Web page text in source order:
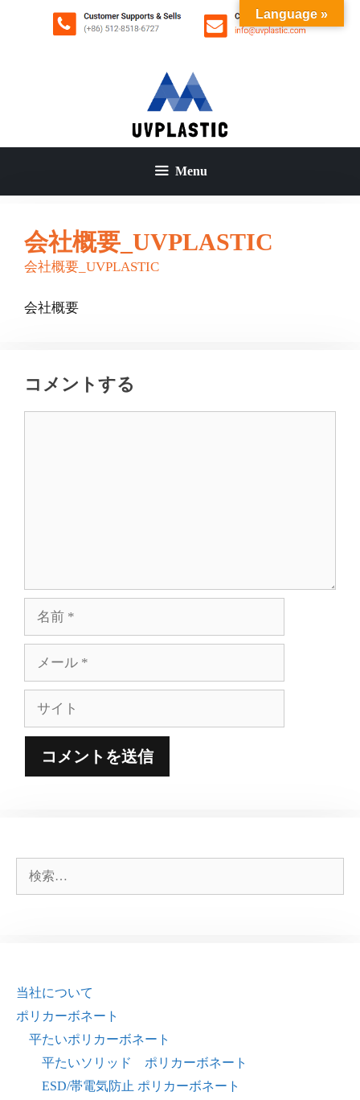
キ
Menu
会社概要_UVPLASTIC
会社概要_UVPLASTIC
会社概要
コメントする
ル
ト
索:
当社について
ポリカーボネート
平たいポリカーボネート
平たいソリッド ポリカーボネート
ESD/帯電気防止 ポリカーボネート
Language »